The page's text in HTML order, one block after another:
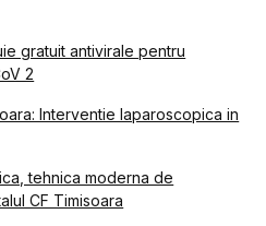
gratuit antivirale pentru
2
Interventie laparoscopica in
tehnica moderna de
CF Timisoara